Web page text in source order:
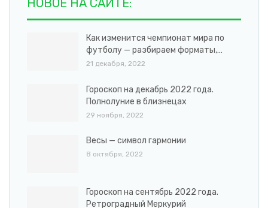
НОВОЕ НА САЙТЕ:
Как изменится чемпионат мира по
футболу — разбираем форматы,…
21 декабря, 2022
Гороскоп на декабрь 2022 года.
Полнолуние в близнецах
29 ноября, 2022
Весы — символ гармонии
8 октября, 2022
Гороскоп на сентябрь 2022 года.
Ретроградный Меркурий